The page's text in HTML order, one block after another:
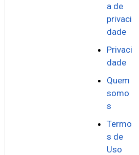
a de
privaci
dade
Privaci
dade
Quem
somo
s
Termo
s de
Uso